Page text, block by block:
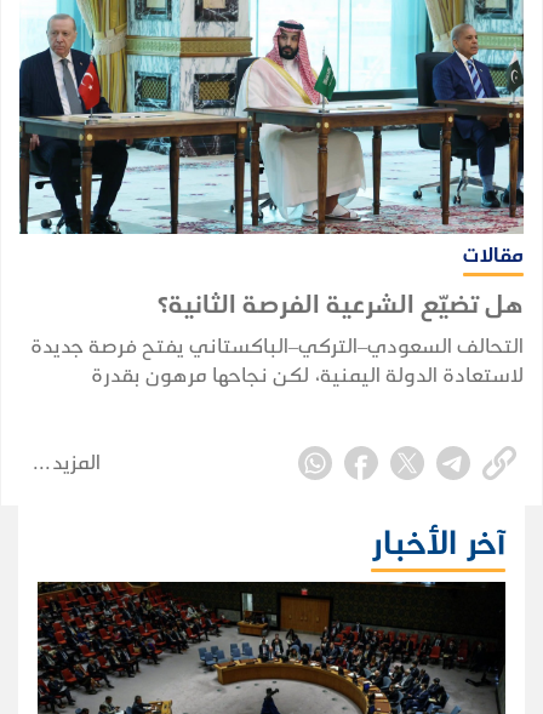
مقالات
هل تضيّع الشرعية الفرصة الثانية؟
التحالف السعودي–التركي–الباكستاني يفتح فرصة جديدة
لاستعادة الدولة اليمنية، لكن نجاحها مرهون بقدرة
المزيد
آخر الأخبار